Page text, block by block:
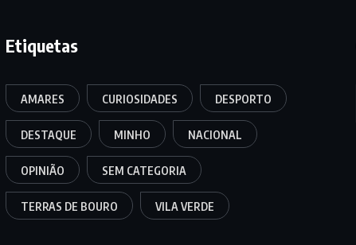
Etiquetas
AMARES CURIOSIDADES DESPORTO
DESTAQUE MINHO NACIONAL
OPINIÃO SEM CATEGORIA
TERRAS DE BOURO VILA VERDE